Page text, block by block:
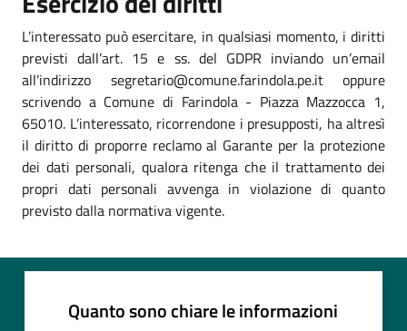
L’interessato può esercitare, in qualsiasi momento, i diritti
previsti dall’art. 15 e ss. del GDPR inviando un’email
all’indirizzo segretario@comune.farindola.pe.it oppure
scrivendo a Comune di Farindola - Piazza Mazzocca 1,
65010. L’interessato, ricorrendone i presupposti, ha altresì
il diritto di proporre reclamo al Garante per la protezione
dei dati personali, qualora ritenga che il trattamento dei
propri dati personali avvenga in violazione di quanto
previsto dalla normativa vigente.
Quanto sono chiare le informazioni